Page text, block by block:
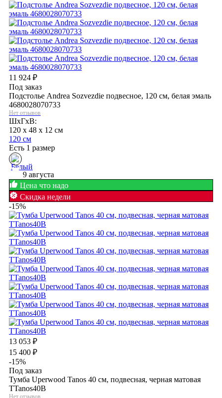
11 924 ₽
Под заказ
Подстолье Andrea Sozvezdie подвесное, 120 см, белая эмаль
4680028070733
Нет отзывов
ШхГхВ:
120 x 48 x 12 см
120 см
Есть 1 размер
9 августа
Цена что надо
Скидка недели
-15%
13 053 ₽
15 400 ₽
-15%
Под заказ
Тумба Uperwood Tanos 40 см, подвесная, черная матовая
TTanos40B
Нет отзывов